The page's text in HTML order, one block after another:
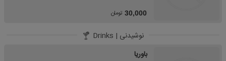
30,000 تومان
نوشیدنی | Drinks
باوریا